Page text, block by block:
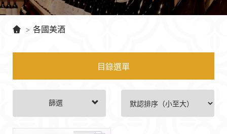
> 各國美酒
目錄選單
篩選